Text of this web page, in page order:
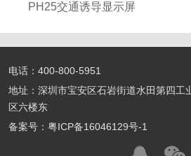
PH25交通诱导显示屏
电话：400-800-5951
地址：深圳市宝安区石岩街道水田第四工
区六楼东
备案号： 粤ICP备16046129号-1